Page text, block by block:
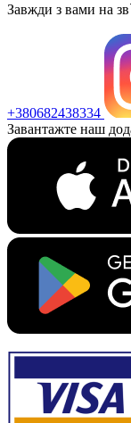
Завжди з вами на
+380682438334
Завантажте наш